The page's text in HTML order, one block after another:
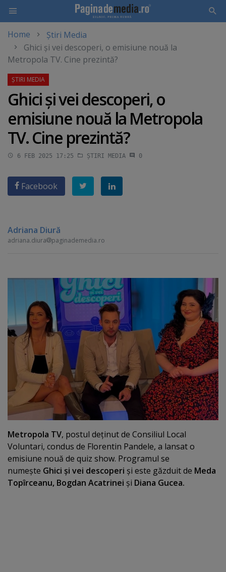
main
content
Home
Știri Media
Ghici şi vei descoperi, o emisiune nouă la
Metropola TV. Cine prezintă?
Ghici şi vei descoperi, o
emisiune nouă la Metropola
TV. Cine prezintă?
6 FEB 2025 17:25 ȘTIRI MEDIA 0
Facebook
Adriana Diură
adriana.diura paginademedia.ro
Metropola TV, postul deţinut de Consiliul Local
Voluntari, condus de Florentin Pandele, a lansat o
emisiune nouă de quiz show. Programul se
numeşte Ghici şi vei descoperi şi este găzduit de Meda
Topîrceanu, Bogdan Acatrinei şi Diana Gucea.